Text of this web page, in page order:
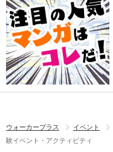
ウォーカープラス イベント
験イベント・アクティビティ